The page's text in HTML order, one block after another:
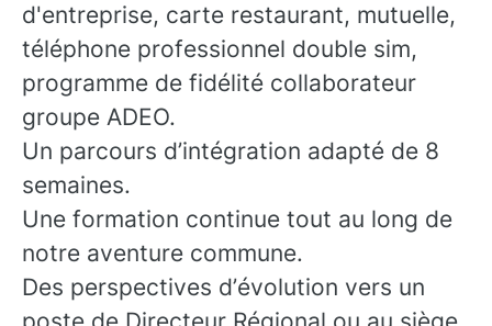
d'entreprise, carte restaurant, mutuelle,
téléphone professionnel double sim,
programme de fidélité collaborateur
groupe ADEO.
Un parcours d’intégration adapté de 8
semaines.
Une formation continue tout au long de
notre aventure commune.
Des perspectives d’évolution vers un